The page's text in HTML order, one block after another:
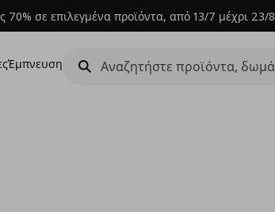
70% σε επιλεγμένα προϊόντα, από 13/7 μέχρι 23/8
Έμπνευση